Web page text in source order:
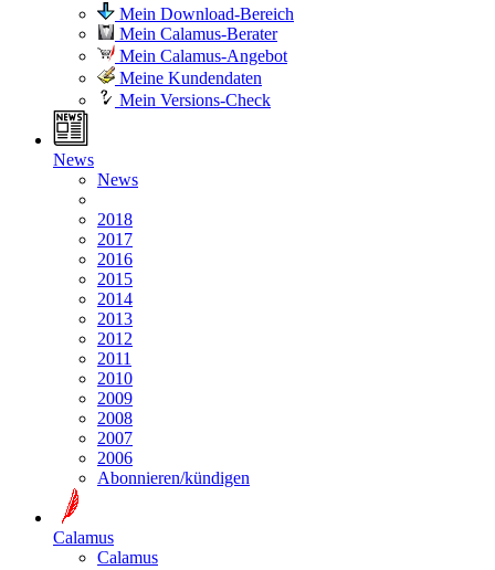
Mein Download-Bereich
Mein Calamus-Berater
Mein Calamus-Angebot
Meine Kundendaten
Mein Versions-Check
News
News
2018
2017
2016
2015
2014
2013
2012
2011
2010
2009
2008
2007
2006
Abonnieren/kündigen
Calamus
Calamus